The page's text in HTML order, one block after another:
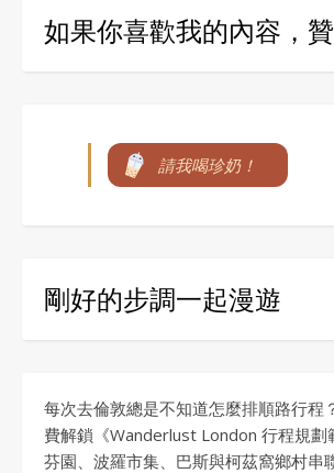
如果你喜歡我的內容，贊
請我喝珍奶！
剛好的步調一起漫遊
每次去倫敦總是不知道怎麼排順路行程
費解鎖《Wanderlust London 行程規劃
芬園、波羅市集、巴斯與柯茲窩鄉村串